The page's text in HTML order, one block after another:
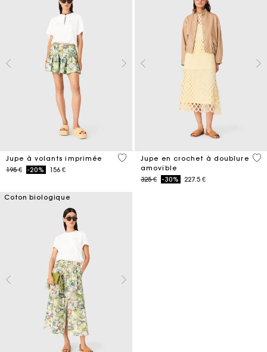
Jupe à volants imprimée
Price reduced from
195 €to-20% 156 €
4,8 out of 5 Customer Rating
Jupe en crochet à doublure
amovible
Price reduced from
325 €to-30% 227.5 €
5
Coton biologique